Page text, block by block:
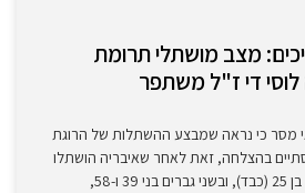
מצב מושתלי תרומת
די ז"ל משתפר
מסר כי נראה שמבצע ההשתלות של הרוגת
בהצלחה, זאת לאחר שאיבריה הושתלו
באישה בת 51 (לב), בגבר בן 25 (כבד), ובשני גברים בני 39 ו-58,